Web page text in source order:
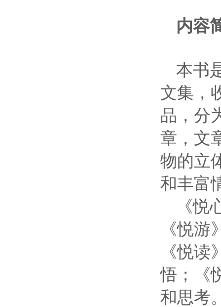
内容
本书
文集，
品，分
章，文
物的立
和丰富
《
《悦
《悦
悟；《
和思考